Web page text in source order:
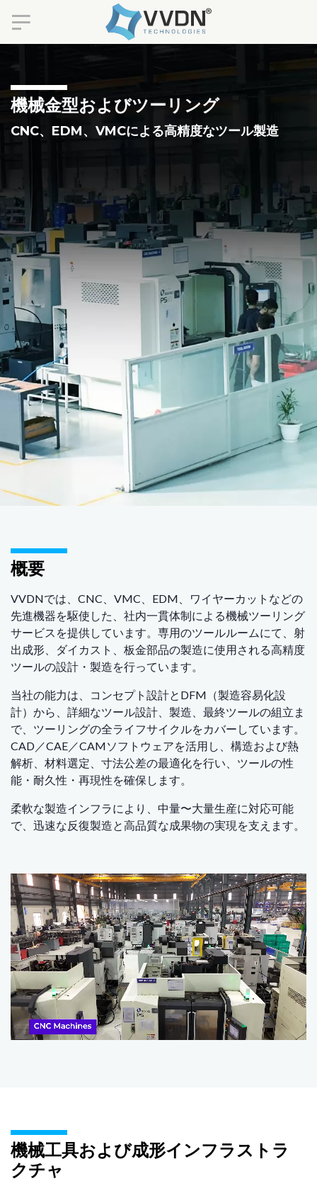
機械金型およびツーリング
CNC、EDM、VMCによる高精度なツール製造
概要
VVDNでは、CNC、VMC、EDM、ワイヤーカットなどの
先進機器を駆使した、社内一貫体制による機械ツーリング
サービスを提供しています。専用のツールルームにて、射
出成形、ダイカスト、板金部品の製造に使用される高精度
ツールの設計・製造を行っています。
当社の能力は、コンセプト設計とDFM（製造容易化設
計）から、詳細なツール設計、製造、最終ツールの組立ま
で、ツーリングの全ライフサイクルをカバーしています。
CAD／CAE／CAMソフトウェアを活用し、構造および熱
解析、材料選定、寸法公差の最適化を行い、ツールの性
能・耐久性・再現性を確保します。
柔軟な製造インフラにより、中量〜大量生産に対応可能
で、迅速な反復製造と高品質な成果物の実現を支えます。
機械工具および成形インフラストラ
クチャ